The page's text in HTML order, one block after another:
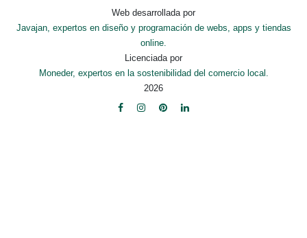
Web desarrollada por
Javajan, expertos en diseño y programación de webs, apps y tiendas
online.
Licenciada por
Moneder, expertos en la sostenibilidad del comercio local.
2026